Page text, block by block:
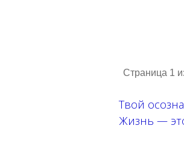
Страница 1
Твой
Жизнь —